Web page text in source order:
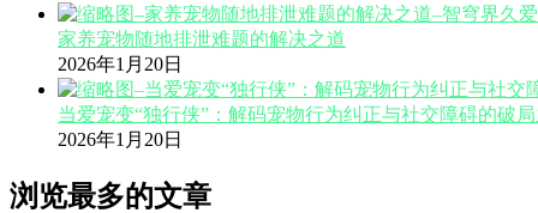
家养宠物随地排泄难题的解决之道
2026年1月20日
当爱宠变“独行侠”：解码宠物行为纠正与社交障碍的破
2026年1月20日
浏览最多的文章